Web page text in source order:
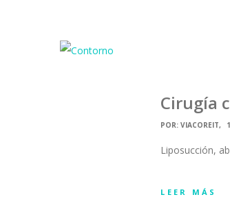
Cirugía
POR:VIACOREIT
Liposucción,
LEER MÁS